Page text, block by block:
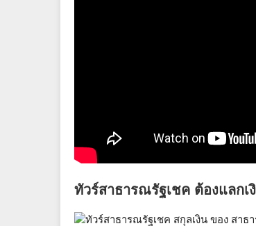
ทัวร์สาธารณรัฐเชค ต้องแลกเ